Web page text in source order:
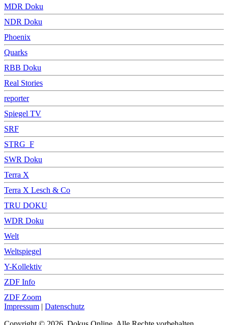
MDR Doku
NDR Doku
Phoenix
Quarks
RBB Doku
Real Stories
reporter
Spiegel TV
SRF
STRG_F
SWR Doku
Terra X
Terra X Lesch & Co
TRU DOKU
WDR Doku
Welt
Weltspiegel
Y-Kollektiv
ZDF Info
ZDF Zoom
Impressum | Datenschutz